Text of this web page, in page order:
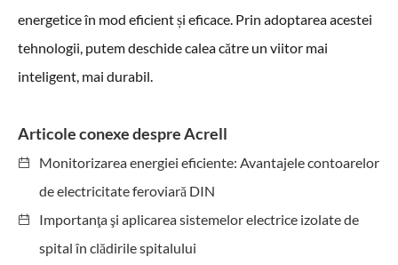
energetice în mod eficient și eficace. Prin adoptarea acestei
tehnologii, putem deschide calea către un viitor mai
inteligent, mai durabil.
Articole conexe despre Acrell
Monitorizarea energiei eficiente: Avantajele contoarelor
de electricitate feroviară DIN
Importanţa şi aplicarea sistemelor electrice izolate de
spital în clădirile spitalului